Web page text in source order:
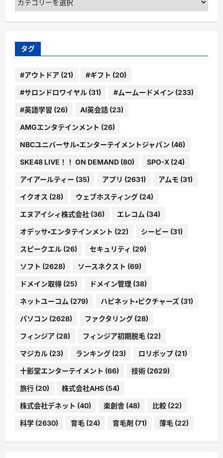
テ
ゴ
ー
タグ
#アウトドア (21) #ギフト (20)
#サロンドロワイヤル (31) #ムームードメイン (233)
#英語学習 (26) AI英会話 (23)
AMGエンタテインメント (26)
NBCユニバーサル・エンターテイメントジャパン (46)
SKE48 LIVE！！ ON DEMAND (80) SPO-X (24)
アイアールティー (35) アプリ (2631) アムモ (31)
イクオス (28) ウェブホスティング (24)
エヌアイシィ株式会社 (36) エレコム (34)
オデッサ・エンタテインメント (22) シービー (31)
スピークエル (26) セキュリティ (29)
ソフト (2628) ソースネクスト (69)
ドメイン取得 (25) ドメイン管理 (38)
ネットユーコム (279) ハピネット・ピクチャーズ (31)
パソコン (2628) ファクタリング (28)
フィンジア (28) フィンジア初期脱毛 (22)
マジカル (23) ランキング (23) ロリポップ (21)
十影堂エンターテイメント (66) 技術 (2629)
旅行 (20) 株式会社AHS (54)
株式会社デネット (40) 楽創舎 (48) 比較 (22)
科学 (2630) 育毛 (24) 育毛剤 (71) 薄毛 (22)